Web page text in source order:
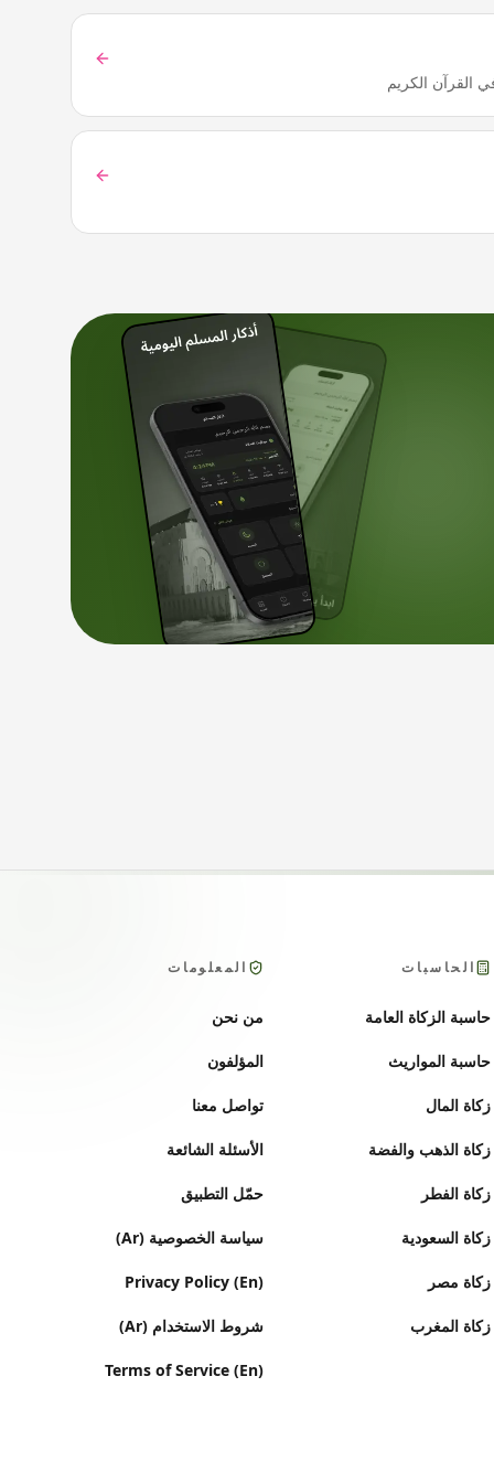
القرآن الكريم
الحاسبات
حاسبة الزكاة العامة
حاسبة المواريث
زكاة المال
زكاة الذهب والفضة
زكاة الفطر
زكاة السعودية
زكاة مصر
زكاة المغرب
المعلومات
من نحن
المؤلفون
تواصل معنا
الأسئلة الشائعة
حمّل التطبيق
سياسة الخصوصية (Ar)
Privacy Policy (En)
شروط الاستخدام (Ar)
Terms of Service (En)